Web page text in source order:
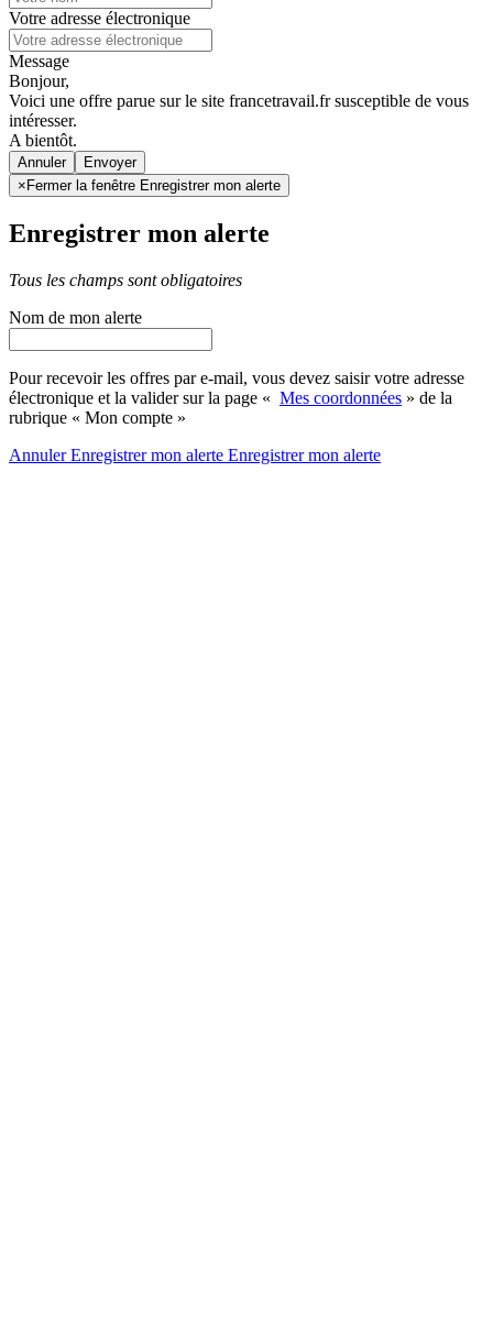
Votre adresse électronique
Message
Bonjour,
Voici une offre parue sur le site francetravail.fr susceptible de vous
intéresser.
A bientôt.
Annuler
× Fermer la fenêtre Enregistrer mon alerte
Enregistrer mon alerte
Tous les champs sont obligatoires
Nom de mon alerte
Pour recevoir les offres par e-mail, vous devez saisir votre adresse
électronique et la valider sur la page « Mes coordonnées » de la
rubrique « Mon compte »
AnnulerEnregistrer mon alerte Enregistrermon alerte